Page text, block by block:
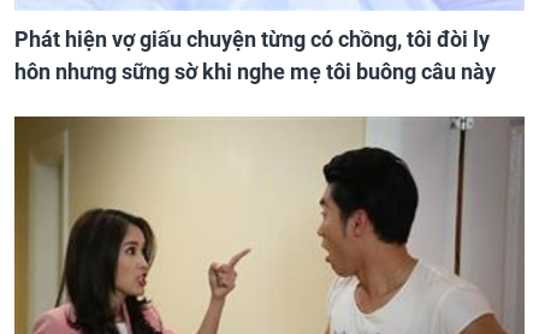
Phát hiện vợ giấu chuyện từng có chồng, tôi đòi ly
hôn nhưng sững sờ khi nghe mẹ tôi buông câu này